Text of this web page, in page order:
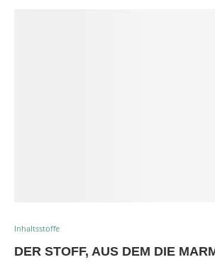
Inhaltsstoffe
DER STOFF, AUS DEM DIE